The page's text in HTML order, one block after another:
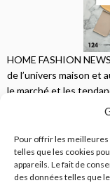
Pour offrir les
telles que les cookies
appareils. Le fait de
des données telles que
HOME FASHION
de l’univers maison et
le marché et les
lecteurs une vision
JE M'ABONNE